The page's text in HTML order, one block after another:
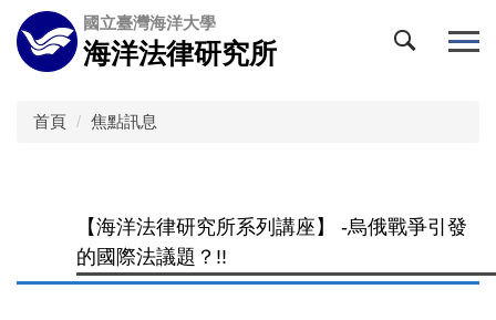
跳
到
主
國立臺灣海洋大學
海洋法律研究所
首頁 焦點訊息
【海洋法律研究所系列講座】 -烏俄戰爭引發
的國際法議題？!!